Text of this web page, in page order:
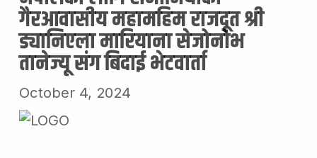
गैरआवासीय महामहिम राजदूत श्री
ड्यानिएला मारियाना सेजोनोभ
तानेज्यू संग बिदाई भेटवार्ता
October 4, 2024